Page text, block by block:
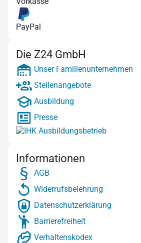
PayPal
Die Z24 GmbH
Unser Familienunternehmen
Stellenangebote
Ausbildung
Presse
Informationen
AGB
Widerrufsbelehrung
Datenschutzerklärung
Barrierefreiheit
Verhaltenskodex